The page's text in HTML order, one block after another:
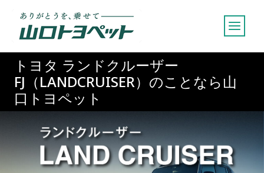
ス
トヨタ ランドクルーザー
FJ（LANDCRUISER）のことなら山
口トヨペット